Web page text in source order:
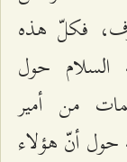
فكلّ هذه
السلام حول
من أمير
حول أنّ هؤلاء